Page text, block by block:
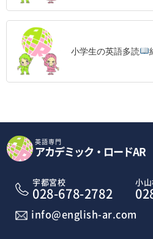
小学生の英語多読
英語専門
アカデミック・ロードAR
宇都宮校
028-678-2782
小山
info@english-ar.com